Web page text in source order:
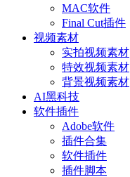
MAC软件
Final Cut插件
视频素材
实拍视频素材
特效视频素材
背景视频素材
AI黑科技
软件插件
Adobe软件
插件合集
软件插件
插件脚本